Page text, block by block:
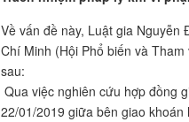
Về vấn đề này, Luật gia Nguyễn
Chí Minh (Hội Phổ biến và
sau:
Qua việc nghiên cứu hợp đồng
22/01/2019 giữa bên giao